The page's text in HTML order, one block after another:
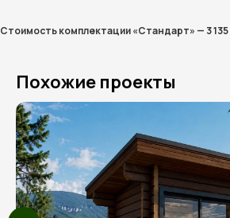
Стоимость комплектации «Стандарт» — 3
Похожие проекты
построили дом мечты